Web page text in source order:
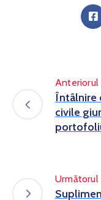
Anteriorul
Întâlnire
civile
Următorul